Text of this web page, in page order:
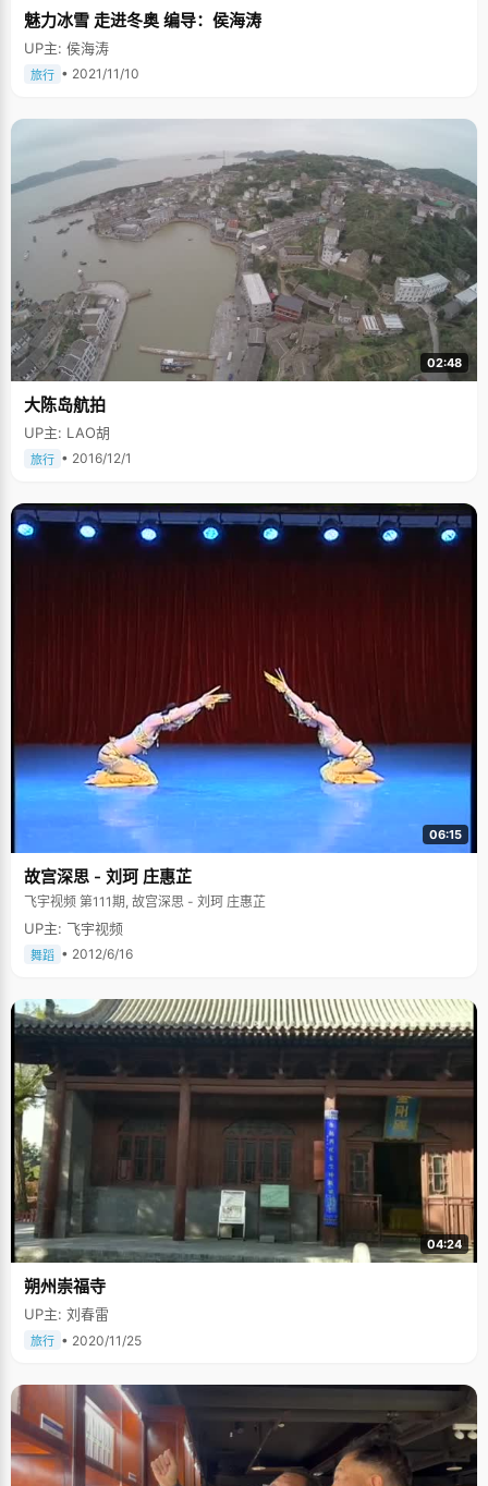
魅力冰雪 走进冬奥 编导：侯海涛
UP主: 侯海涛
旅行 • 2021/11/10
02:48
大陈岛航拍
UP主: LAO胡
旅行 • 2016/12/1
06:15
故宫深思 - 刘珂 庄惠芷
飞宇视频 第111期, 故宫深思 - 刘珂 庄惠芷
UP主: 飞宇视频
舞蹈 • 2012/6/16
04:24
朔州崇福寺
UP主: 刘春雷
旅行 • 2020/11/25